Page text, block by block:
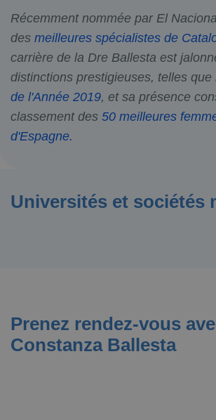
Récemment nommée par El
des meilleures spécialistes de
carrière de la Dre Ballesta est
distinctions prestigieuses, telles que
de l'Année 2019, et sa présence
classement des 50 meilleures
d'Espagne.
Universités et sociétés
Prenez rendez-vous
Constanza Ballesta